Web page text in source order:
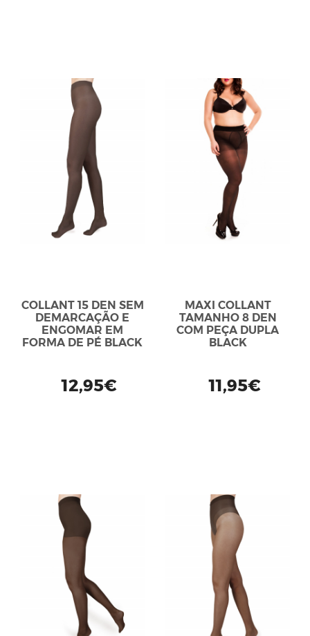
COLLANT 15 DEN SEM
DEMARCAÇÃO E
ENGOMAR EM
FORMA DE PÉ BLACK
12,95€
MAXI COLLANT
TAMANHO 8 DEN
COM PEÇA DUPLA
BLACK
11,95€